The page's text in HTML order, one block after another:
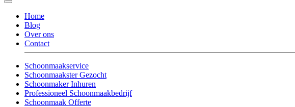
Home
Blog
Over ons
Contact
Schoonmaakservice
Schoonmaakster Gezocht
Schoonmaker Inhuren
Professioneel Schoonmaakbedrijf
Schoonmaak Offerte